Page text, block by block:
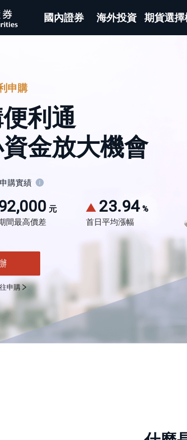
國內證券 海外投資 期貨選擇
申購
利通
金放大機會
購實績
元
間最高價差
23.94 %
首日平均漲幅
申購